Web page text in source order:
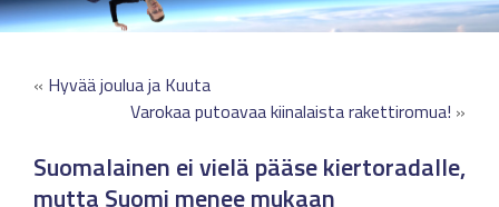
« Hyvää joulua ja Kuuta
Varokaa putoavaa kiinalaista rakettiromua! »
Suomalainen ei vielä pääse kiertoradalle,
mutta Suomi menee mukaan